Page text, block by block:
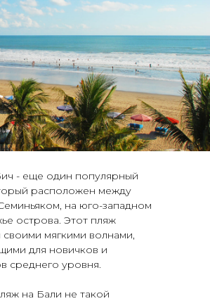
- еще один популярный
расположен между
на юго-западном
острова. Этот пляж
своими мягкими волнами,
для новичков и
среднего уровня.
на Бали не такой